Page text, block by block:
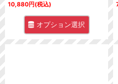
10,880円(税込)
オプション選択